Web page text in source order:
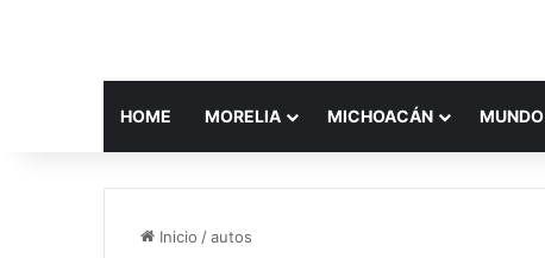
HOME MORELIA MICHOACÁN MUNDO
Inicio /autos